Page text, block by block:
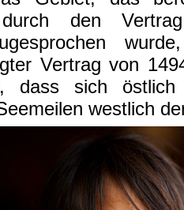
durch den
Vertrag von
dass sich östlich
westlich